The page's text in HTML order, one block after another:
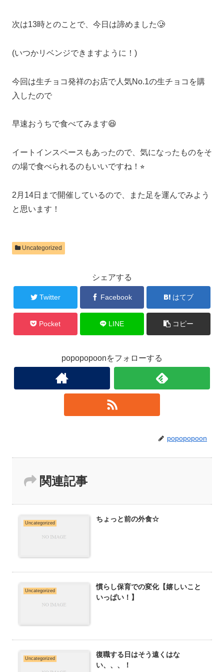
次は13時とのことで、今日は諦めました🥲
(いつかリベンジできますように！)
今回は生チョコ発祥のお店で人気No.1の生チョコを購
入したので
早速おうちで食べてみます😆
イートインスペースもあったので、気になったものをそ
の場で食べられるのもいいですね！⭐︎
2月14日まで開催しているので、また足を運んでみよう
と思います！
Uncategorized
シェアする
Twitter Facebook はてブ
Pocket LINE コピー
popopopoonをフォローする
popopopoon
関連記事
Uncategorized ちょっと前の外食☆
Uncategorized
慣らし保育での変化【嬉しいこと
いっぱい！】
Uncategorized
復職する日はそう遠くはな
い、、、！